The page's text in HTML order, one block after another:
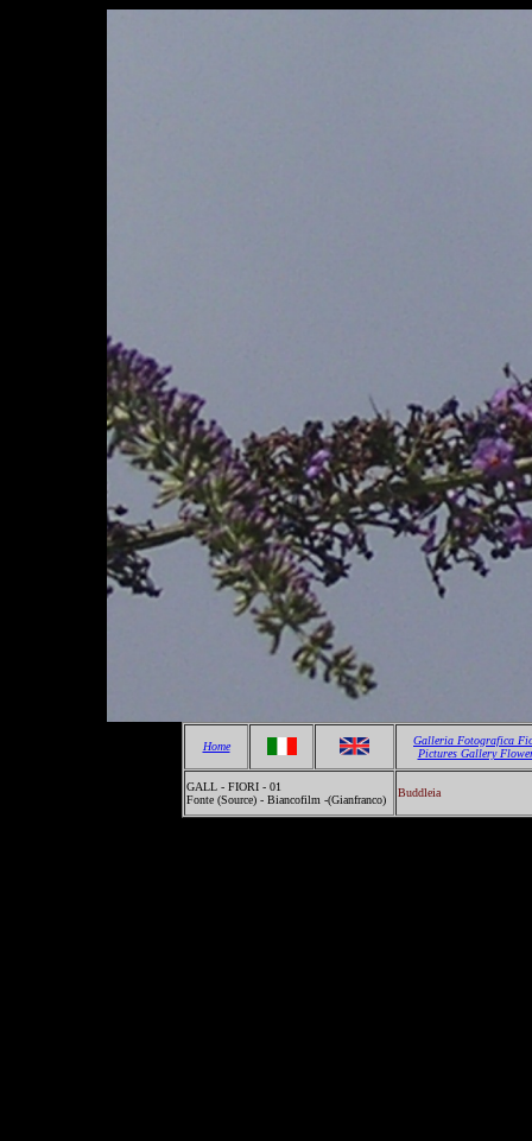
Home
Galleria Fotografica
Pictures Gallery
GALL - FIORI - 01
Fonte (Source) - Biancofilm -(Gianfranco)
Buddleia